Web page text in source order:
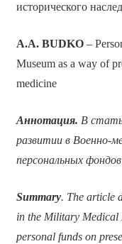
исторического
A.A. BUDKO–
Museum as a way of
medicine
Аннотация. В
развитии в Военно-
персональных
Summary. The article
in the Military Medical
personal funds on